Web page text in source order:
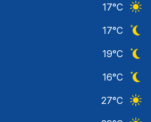
17°C
17°C
19°C
16°C
27°C